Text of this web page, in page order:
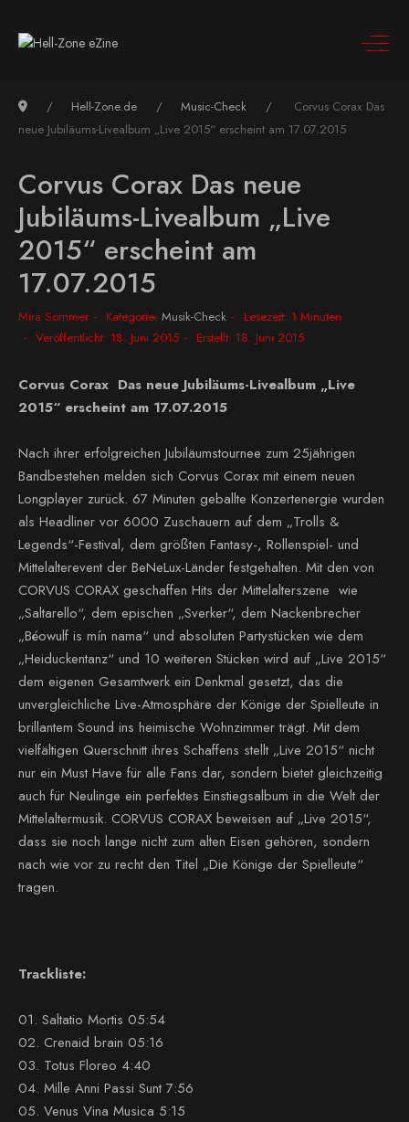
Hell-Zone.de Music-Check
Corvus Corax Das
neue Jubiläums-Livealbum „Live 2015“ erscheint am 17.07.2015
Corvus Corax Das neue
Jubiläums-Livealbum „Live
2015“ erscheint am
17.07.2015
Mira Sommer Kategorie: Musik-Check
Lesezeit: 1 Minuten
Veröffentlicht: 18. Juni 2015
Erstellt: 18. Juni 2015
Corvus Corax Das neue Jubiläums-Livealbum „Live
2015“ erscheint am 17.07.2015
Nach ihrer erfolgreichen Jubiläumstournee zum 25jährigen
Bandbestehen melden sich Corvus Corax mit einem neuen
Longplayer zurück. 67 Minuten geballte Konzertenergie wurden
als Headliner vor 6000 Zuschauern auf dem „Trolls &
Legends“-Festival, dem größten Fantasy-, Rollenspiel- und
Mittelalterevent der BeNeLux-Länder festgehalten. Mit den von
CORVUS CORAX geschaffen Hits der Mittelalterszene wie
„Saltarello“, dem epischen „Sverker“, dem Nackenbrecher
„Béowulf is mín nama“ und absoluten Partystücken wie dem
„Heiduckentanz“ und 10 weiteren Stücken wird auf „Live 2015“
dem eigenen Gesamtwerk ein Denkmal gesetzt, das die
unvergleichliche Live-Atmosphäre der Könige der Spielleute in
brillantem Sound ins heimische Wohnzimmer trägt. Mit dem
vielfältigen Querschnitt ihres Schaffens stellt „Live 2015“ nicht
nur ein Must Have für alle Fans dar, sondern bietet gleichzeitig
auch für Neulinge ein perfektes Einstiegsalbum in die Welt der
Mittelaltermusik. CORVUS CORAX beweisen auf „Live 2015“,
dass sie noch lange nicht zum alten Eisen gehören, sondern
nach wie vor zu recht den Titel „Die Könige der Spielleute“
tragen.
Trackliste:
01. Saltatio Mortis 05:54
02. Crenaid brain 05:16
03. Totus Floreo 4:40
04. Mille Anni Passi Sunt 7:56
05. Venus Vina Musica 5:15